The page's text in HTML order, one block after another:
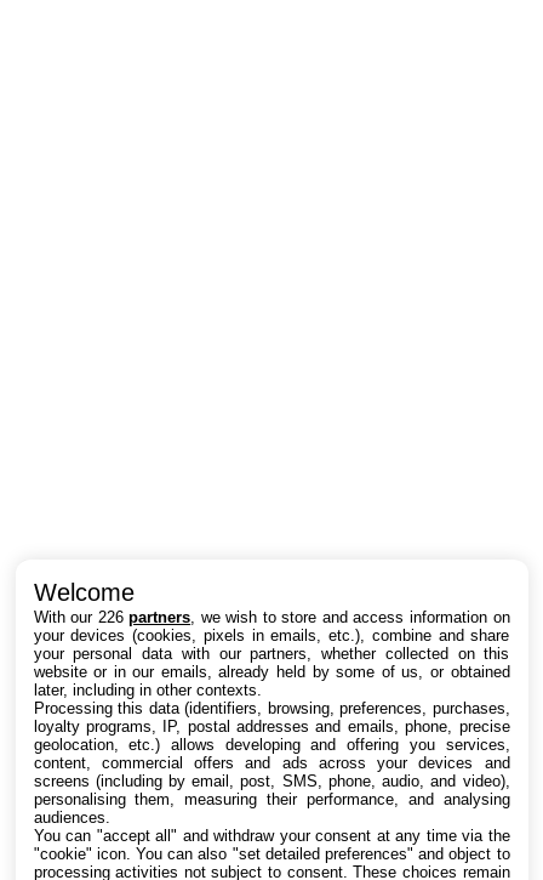
Intéressant ? Partagez !
Welcome
With our 226partners , we wish to store and access information on
your devices (cookies, pixels in emails, etc.), combine and share
your personal data with our partners, whether collected on this
website or in our emails, already held by some of us, or obtained
later, including in other contexts.
Processing this data (identifiers, browsing, preferences, purchases,
loyalty programs, IP, postal addresses and emails, phone, precise
geolocation, etc.) allows developing and offering you services,
content, commercial offers and ads across your devices and
screens (including by email, post, SMS, phone, audio, and video),
personalising them, measuring their performance, and analysing
audiences.
You can "accept all" and withdraw your consent at any time via the
"cookie" icon. You can also "set detailed preferences" and object to
processing activities not subject to consent. These choices remain